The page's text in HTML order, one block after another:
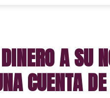
A SU
CUENTA